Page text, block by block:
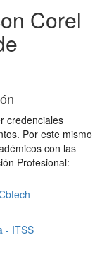
Corel
credenciales
Por este mismo
con las
Profesional:
- ITSS